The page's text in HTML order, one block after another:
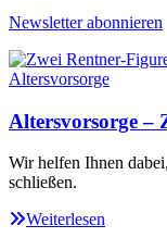
Newsletter abonnieren
Altersvorsorge –
Wir helfen Ihnen
schließen.
Weiterlesen